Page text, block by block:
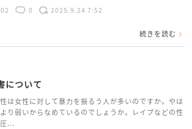
0 2025.9.24 7:52
続きを読む
について
は女性に対して暴力を振るう人が多いのですか。やは
り弱いからなめているのでしょうか。レイプなどの性
...